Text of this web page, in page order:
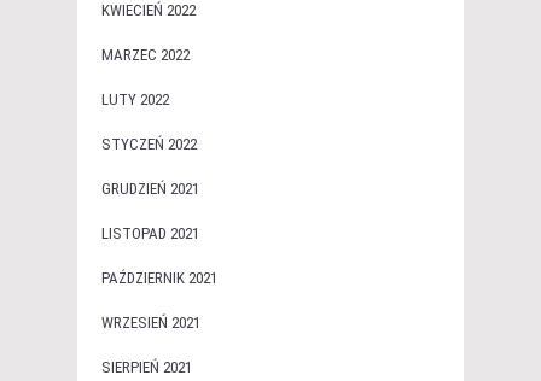
KWIECIEŃ 2022
MARZEC 2022
LUTY 2022
STYCZEŃ 2022
GRUDZIEŃ 2021
LISTOPAD 2021
PAŹDZIERNIK 2021
WRZESIEŃ 2021
SIERPIEŃ 2021